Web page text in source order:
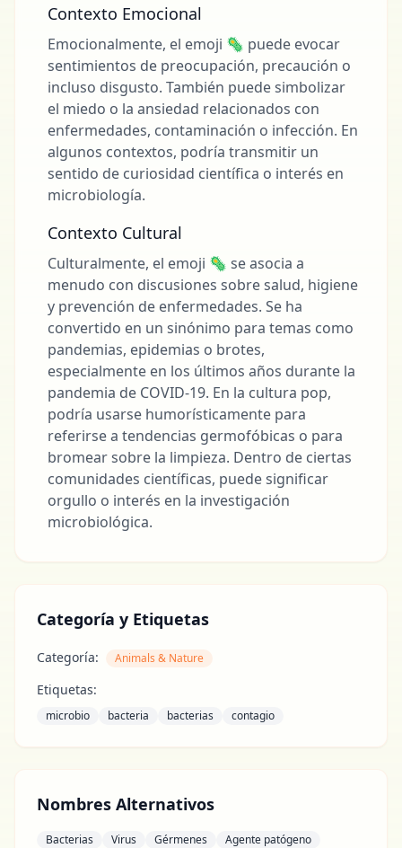
Contexto Emocional
Emocionalmente, el emoji 🦠 puede evocar
sentimientos de preocupación, precaución o
incluso disgusto. También puede simbolizar
el miedo o la ansiedad relacionados con
enfermedades, contaminación o infección. En
algunos contextos, podría transmitir un
sentido de curiosidad científica o interés en
microbiología.
Contexto Cultural
Culturalmente, el emoji 🦠 se asocia a
menudo con discusiones sobre salud, higiene
y prevención de enfermedades. Se ha
convertido en un sinónimo para temas como
pandemias, epidemias o brotes,
especialmente en los últimos años durante la
pandemia de COVID-19. En la cultura pop,
podría usarse humorísticamente para
referirse a tendencias germofóbicas o para
bromear sobre la limpieza. Dentro de ciertas
comunidades científicas, puede significar
orgullo o interés en la investigación
microbiológica.
Categoría y Etiquetas
Categoría: Animals & Nature
Etiquetas:
microbio bacteria bacterias contagio
Nombres Alternativos
Bacterias Virus Gérmenes Agente patógeno